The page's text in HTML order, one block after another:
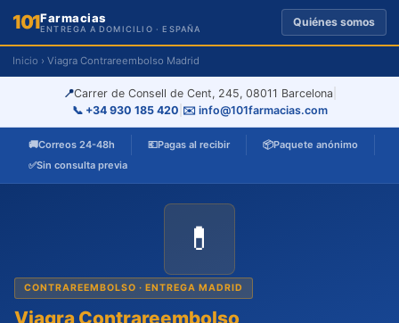
101Farmacias
ENTREGA A DOMICILIO · ESPAÑA Quiénes somos
Inicio › Viagra Contrareembolso Madrid
📍Carrer de Consell de Cent, 245, 08011 Barcelona
📞 +34 930 185 420 ✉️ info@101farmacias.com
🚚Correos 24-48h 💶Pagas al recibir 📦Paquete anónimo
✅Sin consulta previa
💊
CONTRAREEMBOLSO · ENTREGA MADRID
Viagra Contrareembolso